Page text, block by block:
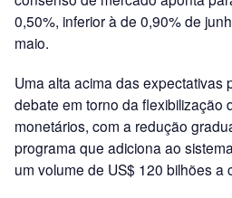
0,50%, inferior à de 0,90% de
maio.
Uma alta acima das expectativas
debate em torno da flexibilização
monetários, com a redução
programa que adiciona ao
um volume de US$ 120 bilhões a